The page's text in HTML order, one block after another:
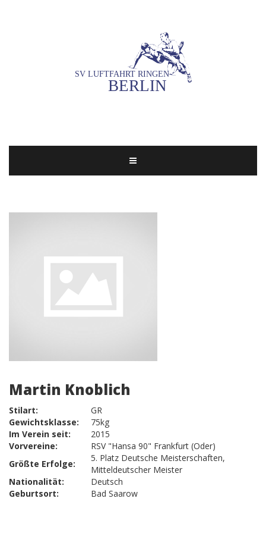
Martin Knoblich
Stilart:
GR
Gewichtsklasse:
75kg
Im Verein seit:
2015
Vorvereine:
RSV "Hansa 90" Frankfurt (Oder)
Größte Erfolge:
5. Platz Deutsche Meisterschaften,
Mitteldeutscher Meister
Nationalität:
Deutsch
Geburtsort:
Bad Saarow